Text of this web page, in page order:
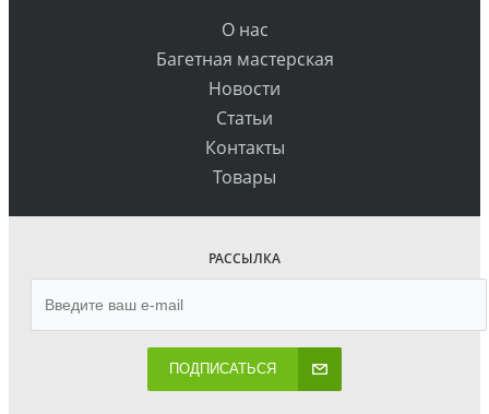
О нас
Багетная мастерская
Новости
Статьи
Контакты
Товары
РАССЫЛКА
ПОДПИСАТЬСЯ